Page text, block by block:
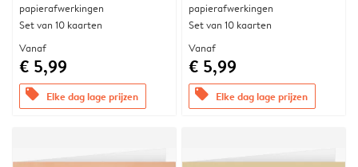
papierafwerkingen
Set van 10 kaarten
Vanaf
€ 5,99
offers Elke dag lage prijzen
papierafwerkingen
Set van 10 kaarten
Vanaf
€ 5,99
offers Elke dag lage prijzen